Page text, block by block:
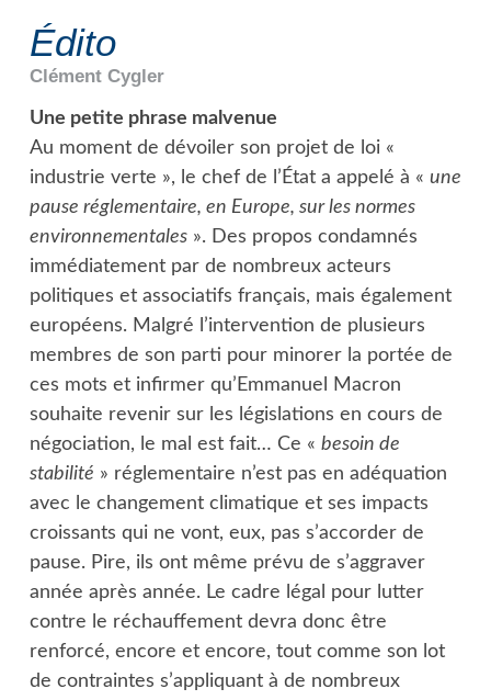
Édito
Clément Cygler
Une petite phrase malvenue
Au moment de dévoiler son projet de loi «
industrie verte », le chef de l’État a appelé à « une
pause réglementaire, en Europe, sur les normes
environnementales». Des propos condamnés
immédiatement par de nombreux acteurs
politiques et associatifs français, mais également
européens. Malgré l’intervention de plusieurs
membres de son parti pour minorer la portée de
ces mots et infirmer qu’Emmanuel Macron
souhaite revenir sur les législations en cours de
négociation, le mal est fait… Ce « besoin de
stabilité » réglementaire n’est pas en adéquation
avec le changement climatique et ses impacts
croissants qui ne vont, eux, pas s’accorder de
pause. Pire, ils ont même prévu de s’aggraver
année après année. Le cadre légal pour lutter
contre le réchauffement devra donc être
renforcé, encore et encore, tout comme son lot
de contraintes s’appliquant à de nombreux